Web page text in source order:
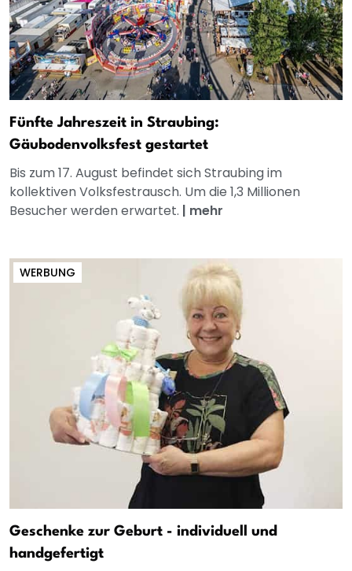
Fünfte Jahreszeit in Straubing:
Gäubodenvolksfest gestartet
Bis zum 17. August befindet sich Straubing im
kollektiven Volksfestrausch. Um die 1,3 Millionen
Besucher werden erwartet. | mehr
WERBUNG
Geschenke zur Geburt - individuell und
handgefertigt